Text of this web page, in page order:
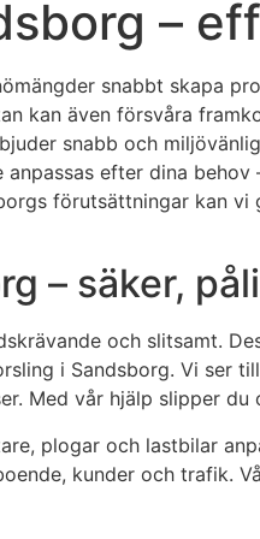
–
snabbt skapa
kan även försvåra
snabb och
efter dina
förutsättningar kan
– säker,
och slitsamt.
i Sandsborg. Vi ser
Med vår hjälp slipper
plogar och lastbilar
kunder och trafik.